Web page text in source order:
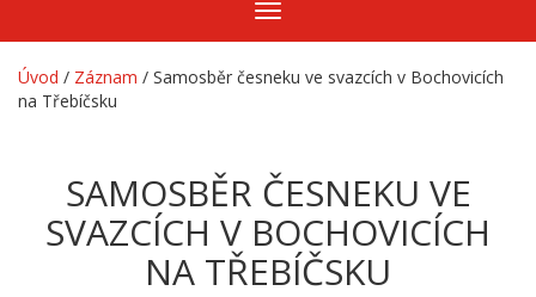
Zobrazit/skrýt
navigaci
Úvod / Záznam / Samosběr česneku ve svazcích v Bochovicích
na Třebíčsku
SAMOSBĚR ČESNEKU VE
SVAZCÍCH V BOCHOVICÍCH
NA TŘEBÍČSKU